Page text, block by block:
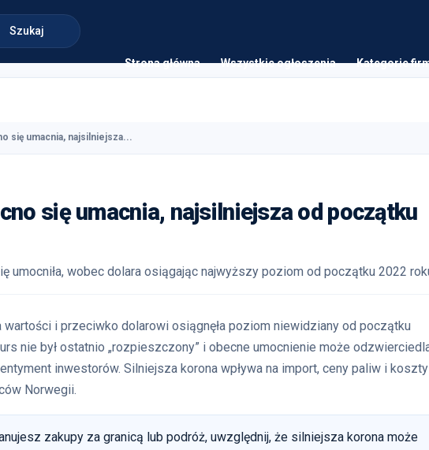
Szukaj
Strona główna Wszystkie ogłoszenia Kategorie
się umacnia, najsilniejsza...
się umacnia, najsilniejsza od początku
umocniła, wobec dolara osiągając najwyższy poziom od początku 2022
wartości i przeciwko dolarowi osiągnęła poziom niewidziany od początku
nie był ostatnio „rozpieszczony” i obecne umocnienie może
inwestorów. Silniejsza korona wpływa na import, ceny paliw i koszty
Norwegii.
zakupy za granicą lub podróż, uwzględnij, że silniejsza korona może